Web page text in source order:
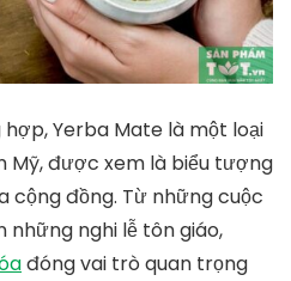
hợp, Yerba Mate là một loại
Mỹ, được xem là biểu tượng
cộng đồng. Từ những cuộc
nghi lễ tôn giáo,
đóng vai trò quan trọng